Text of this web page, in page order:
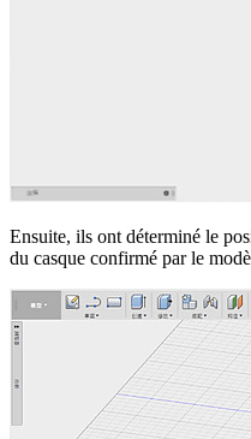
Ensuite, ils ont déterminé le
du casque confirmé par le